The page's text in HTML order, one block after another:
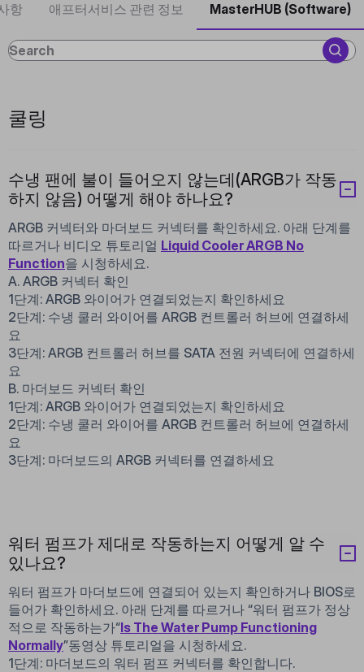
항 애프터서비스 관련 정보 MasterHUB (Software)
쿨링
수냉 팬에 불이 들어오지 않는데(ARGB가 작동
하지 않음) 어떻게 해야 하나요?
ARGB 커넥터와 마더보드 커넥터를 확인하세요. 아래 단계를
따르거나 비디오 튜토리얼 Liquid Cooler ARGB No
Function을 시청하세요.
A. ARGB 커넥터 확인
1단계: ARGB 와이어가 연결되었는지 확인하세요
2단계: 수냉 쿨러 와이어를 ARGB 컨트롤러 허브에 연결하세
요
3단계: ARGB 컨트롤러 허브를 SATA 전원 커넥터에 연결하세
요
B. 마더보드 커넥터 확인
1단계: ARGB 와이어가 연결되었는지 확인하세요
2단계: 수냉 쿨러 와이어를 ARGB 컨트롤러 허브에 연결하세
요
3단계: 마더보드의 ARGB 커넥터를 연결하세요
워터 펌프가 제대로 작동하는지 어떻게 알 수
있나요?
워터 펌프가 마더보드에 연결되어 있는지 확인하거나 BIOS로
들어가 확인하세요. 아래 단계를 따르거나 “워터 펌프가 정상
적으로 작동하는가“Is The Water Pump Functioning
Normally”동영상 튜토리얼을 시청하세요.
1단계: 마더보드의 워터 펌프 커넥터를 확인합니다.